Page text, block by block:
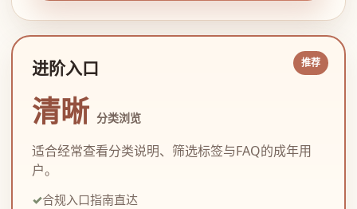
进阶入口
清晰 分类浏览
适合经常查看分类说明、筛选标签与FAQ的成年用
户。
合规入口指南直达